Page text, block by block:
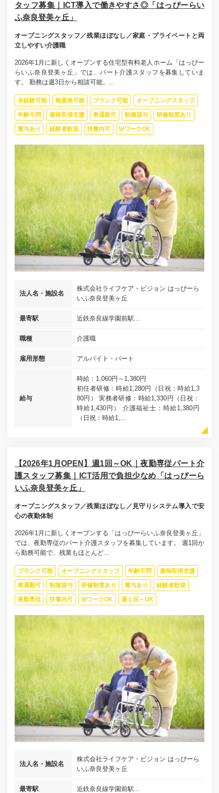
タッフ募集｜ICT導入で働きやすさ◎「はっぴーらい
ふ奈良登美ヶ丘」
オープニングスタッフ／残業ほぼなし／家庭・プライベートと両
立しやすい介護職
2026年1月に新しくオープンする住宅型有料老人ホーム「はっぴー
らいふ奈良登美ヶ丘」では、パート介護スタッフを募集していま
す。 勤務は週3日から相談可能。...
未経験可能 無資格可能 ブランク可能 オープニングスタッフ
年齢不問 資格取得支援 車通勤可 制服貸与 研修制度あり
賞与あり 経験者歓迎 扶養内可 WワークOK
法人名・施設名
株式会社ライフケア・ビジョン はっぴーら
いふ奈良登美ヶ丘
最寄駅 近鉄奈良線学園前駅...
職種 介護職
雇用形態 アルバイト・パート
給与
時給：1,060円～1,380円
初任者研修：時給1,280円（日祝：時給1,3
80円） 実務者研修：時給1,330円（日祝：
時給1,430円） 介護福祉士：時給1,380円
（日祝：時給1,...
【2026年1月OPEN】週1回～OK｜夜勤専従パート介
護スタッフ募集｜ICT活用で負担少なめ「はっぴーら
いふ奈良登美ヶ丘」
オープニングスタッフ／残業ほぼなし／見守りシステム導入で安
心の夜勤体制
2026年1月に新しくオープンする「はっぴーらいふ奈良登美ヶ丘」
では、夜勤専従のパート介護スタッフを募集しています。 週1回か
ら勤務可能で、残業もほとんど...
ブランク可能 オープニングスタッフ 年齢不問 資格取得支援
車通勤可 制服貸与 研修制度あり 賞与あり 経験者歓迎
夜勤専従 扶養内可 WワークOK 週１回～OK
法人名・施設名
株式会社ライフケア・ビジョン はっぴーら
いふ奈良登美ヶ丘
最寄駅 近鉄奈良線学園前駅...